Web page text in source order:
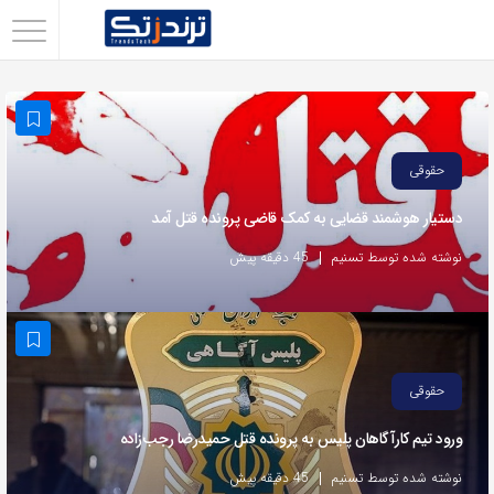
استفاده
روش‌های
زیر
می‌توانید
این
دوستان
خود
حقوقی
دستیار هوشمند قضایی به کمک قاضی پرونده قتل آمد
نوشته شده توسط تسنیم 45 دقیقه پیش
حقوقی
ورود تیم کارآگاهان پلیس به پرونده قتل حمیدرضا رجب‌زاده
نوشته شده توسط تسنیم 45 دقیقه پیش